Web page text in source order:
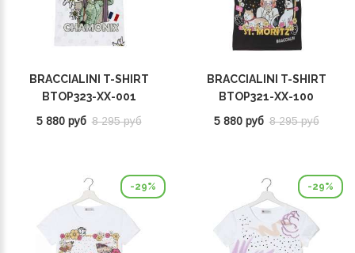
BRACCIALINI T-SHIRT
BTOP323-XX-001
5 880 руб 8 295 руб
BRACCIALINI T-SHIRT
BTOP321-XX-100
5 880 руб 8 295 руб
-29% -29%